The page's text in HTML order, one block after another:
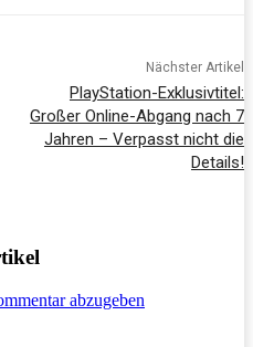
Nächster Artikel
PlayStation-Exklusivtitel:
Großer Online-Abgang nach 7
Jahren – Verpasst nicht die
Details!
abzugeben